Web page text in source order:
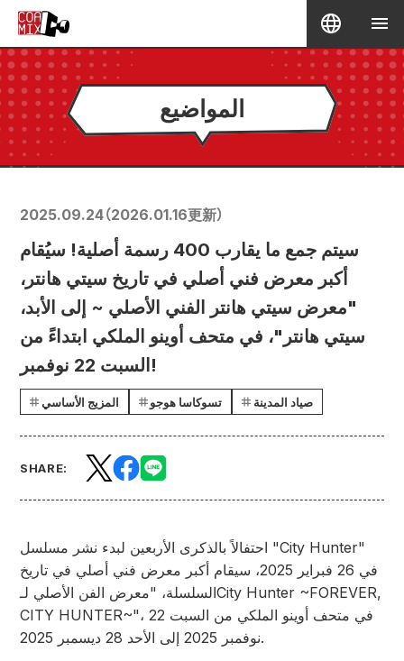
المواضيع
2025.09.24（2026.01.16更新）
سيتم جمع ما يقارب 400 رسمة أصلية! سيُقام
أكبر معرض فني أصلي في تاريخ سيتي هانتر،
"معرض سيتي هانتر الفني الأصلي ~ إلى الأبد،
سيتي هانتر"، في متحف أوينو الملكي ابتداءً من
السبت 22 نوفمبر!
المزيج الأساسي تسوكاسا هوجو صياد المدينة
SHARE:
احتفالاً بالذكرى الأربعين لبدء نشر مسلسل "City Hunter"
في 26 فبراير 2025، سيقام أكبر معرض فني أصلي في تاريخ
السلسلة، "معرض الفن الأصلي لـCity Hunter ~FOREVER,
CITY HUNTER~"، في متحف أوينو الملكي من السبت 22
نوفمبر 2025 إلى الأحد 28 ديسمبر 2025.